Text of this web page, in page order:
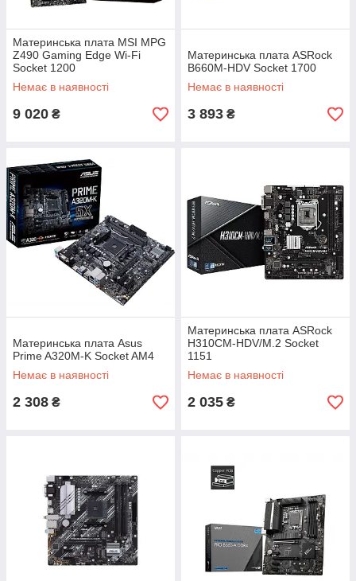
Материнська плата MSI MPG
Z490 Gaming Edge Wi-Fi
Socket 1200
Немає в наявності
9 020 ₴
Материнська плата ASRock
B660M-HDV Socket 1700
Немає в наявності
3 893 ₴
Материнська плата Asus
Prime A320M-K Socket AM4
Немає в наявності
2 308 ₴
Материнська плата ASRock
H310CM-HDV/M.2 Socket
1151
Немає в наявності
2 035 ₴